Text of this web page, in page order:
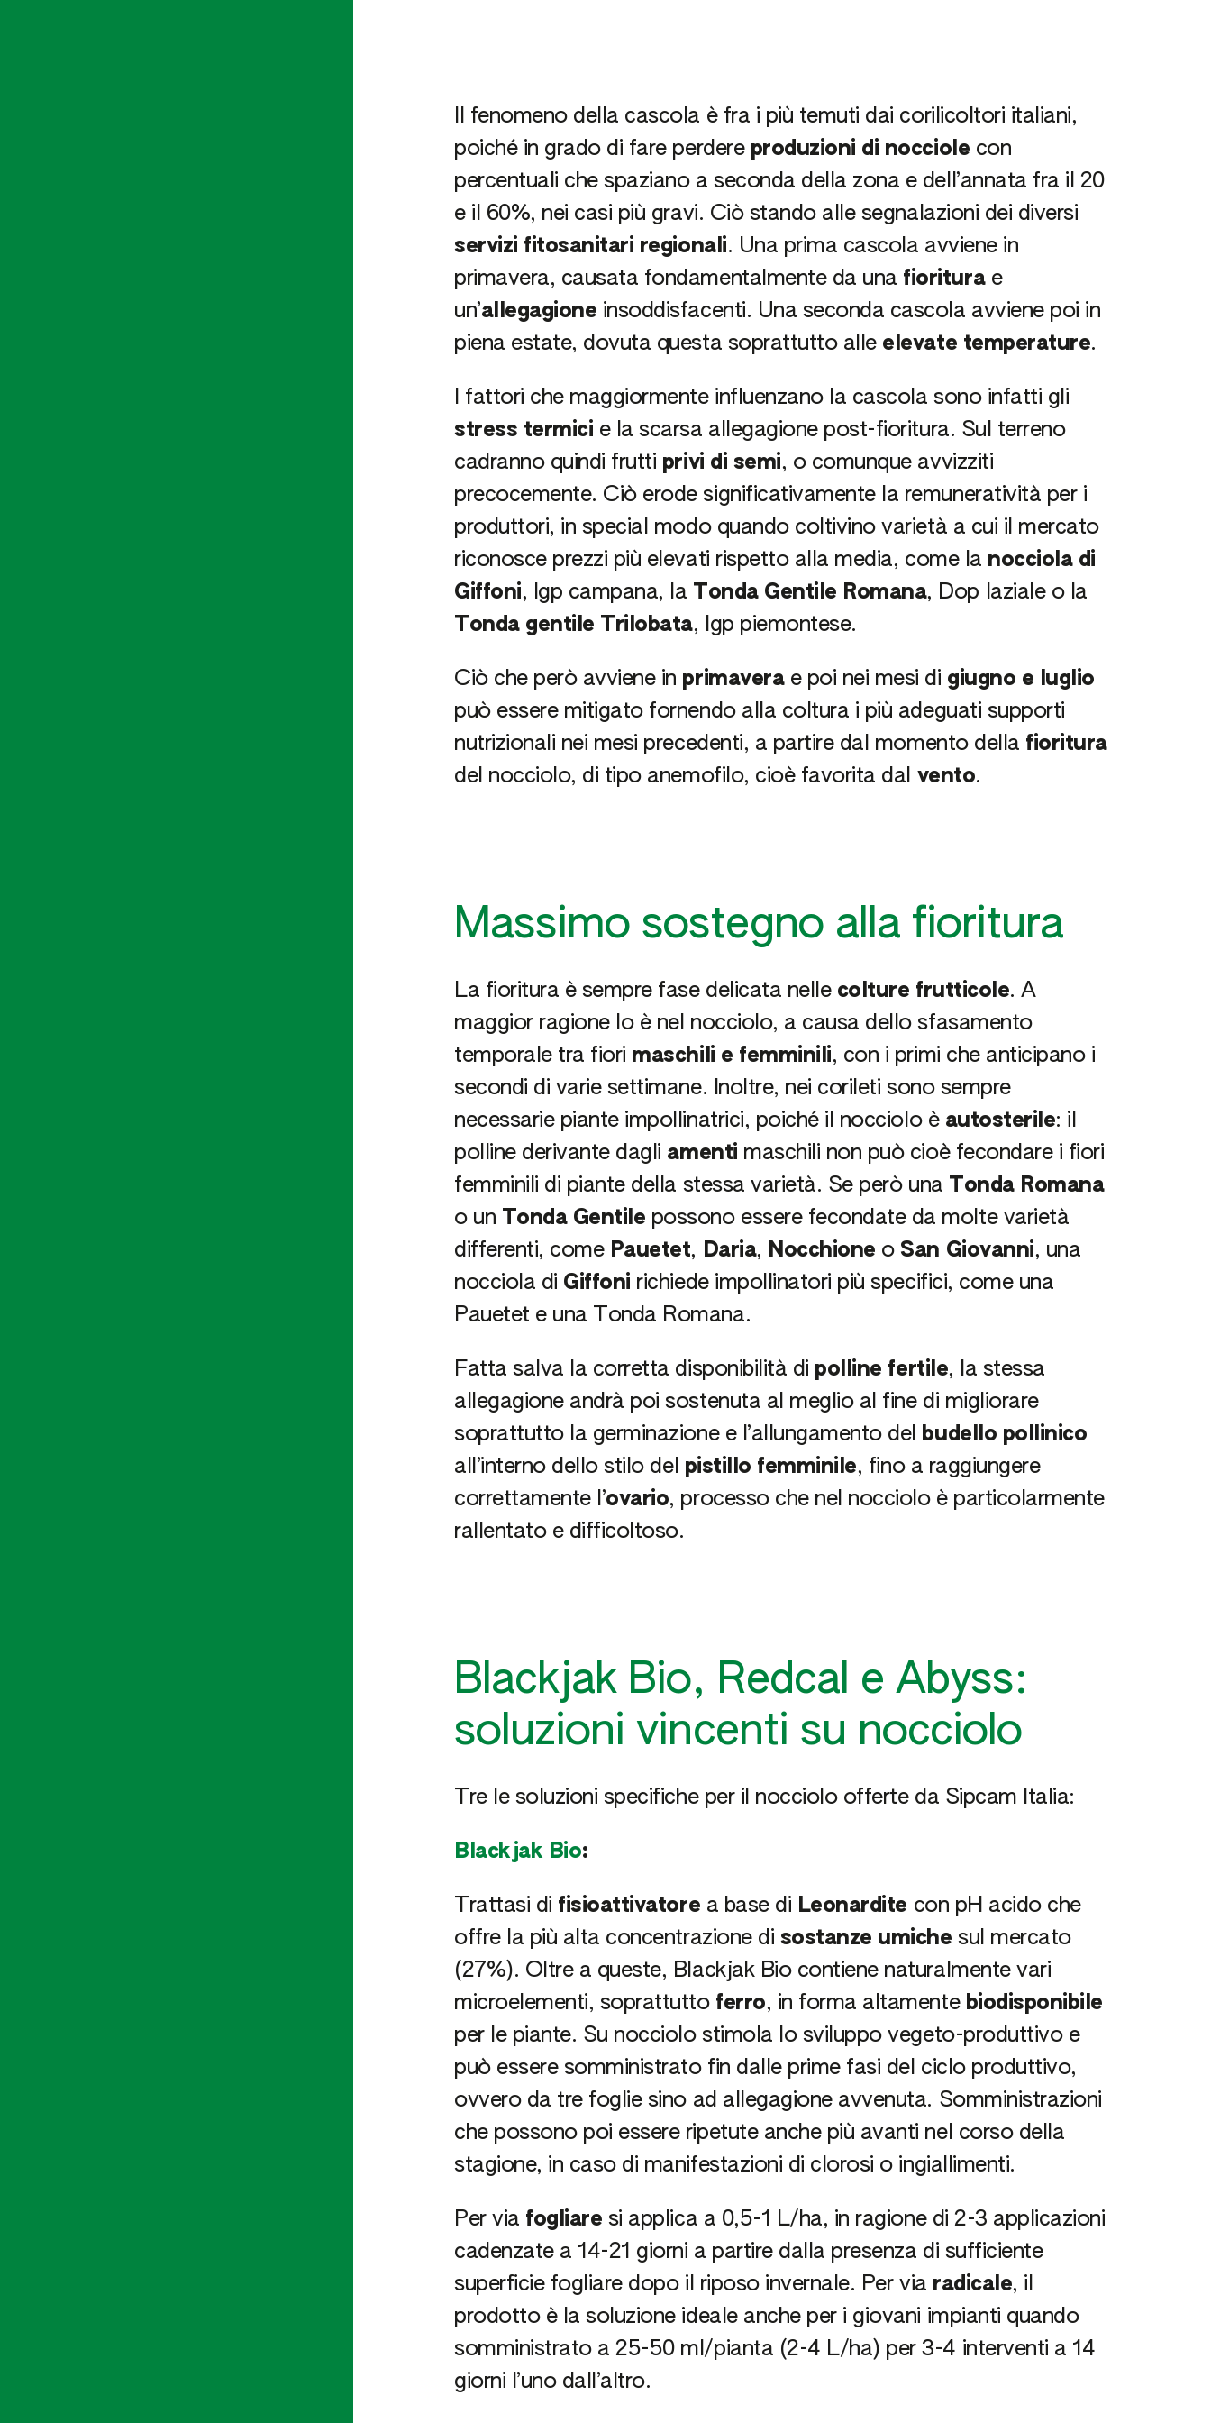
Il fenomeno della cascola è fra i più temuti dai corilicoltori italiani,
poiché in grado di fare perdere produzioni di nocciole con
percentuali che spaziano a seconda della zona e dell’annata fra il 20
e il 60%, nei casi più gravi. Ciò stando alle segnalazioni dei diversi
servizi fitosanitari regionali. Una prima cascola avviene in
primavera, causata fondamentalmente da una fioriturae
un’allegagione insoddisfacenti. Una seconda cascola avviene poi in
piena estate, dovuta questa soprattutto alle elevate temperature.
I fattori che maggiormente influenzano la cascola sono infatti gli
stress termici e la scarsa allegagione post-fioritura. Sul terreno
cadranno quindi frutti privi di semi, o comunque avvizziti
precocemente. Ciò erode significativamente la remuneratività per i
produttori, in special modo quando coltivino varietà a cui il mercato
riconosce prezzi più elevati rispetto alla media, come la nocciola di
Giffoni, Igp campana, la Tonda Gentile Romana, Dop laziale o la
Tonda gentile Trilobata, Igp piemontese.
Ciò che però avviene in primaverae poi nei mesi di giugno e luglio
può essere mitigato fornendo alla coltura i più adeguati supporti
nutrizionali nei mesi precedenti, a partire dal momento della fioritura
del nocciolo, di tipo anemofilo, cioè favorita dal vento.
Massimo sostegno alla fioritura
La fioritura è sempre fase delicata nelle colture frutticole. A
maggior ragione lo è nel nocciolo, a causa dello sfasamento
temporale tra fiori maschili e femminili, con i primi che anticipano i
secondi di varie settimane. Inoltre, nei corileti sono sempre
necessarie piante impollinatrici, poiché il nocciolo èautosterile: il
polline derivante dagli amenti maschili non può cioè fecondare i fiori
femminili di piante della stessa varietà. Se però una Tonda Romana
o un Tonda Gentile possono essere fecondate da molte varietà
differenti, comePauetet, Daria, Nocchione o San Giovanni, una
nocciola di Giffoni richiede impollinatori più specifici, come una
Pauetet e una Tonda Romana.
Fatta salva la corretta disponibilità di polline fertile, la stessa
allegagione andrà poi sostenuta al meglio al fine di migliorare
soprattutto la germinazione e l’allungamento del
budello pollinico
all’interno dello stilo del pistillo femminile, fino a raggiungere
correttamente l’ovario, processo che nel nocciolo è particolarmente
rallentato e difficoltoso.
Blackjak Bio, Redcal e Abyss:
soluzioni vincenti su nocciolo
Tre le soluzioni specifiche per il nocciolo offerte da Sipcam Italia:
Blackjak Bio:
Trattasi di fisioattivatore a base di Leonardite con pH acido che
offre la più alta concentrazione di sostanze umiche sul mercato
(27%). Oltre a queste, Blackjak Bio contiene naturalmente vari
microelementi, soprattutto ferro, in forma altamente biodisponibile
per le piante. Su nocciolo stimola lo sviluppo vegeto-produttivo e
può essere somministrato fin dalle prime fasi del ciclo produttivo,
ovvero da tre foglie sino ad allegagione avvenuta. Somministrazioni
che possono poi essere ripetute anche più avanti nel corso della
stagione, in caso di manifestazioni di clorosi o ingiallimenti.
Per via fogliare si applica a 0,5-1 L/ha, in ragione di 2-3 applicazioni
cadenzate a 14-21 giorni a partire dalla presenza di sufficiente
superficie fogliare dopo il riposo invernale. Per via radicale, il
prodotto è la soluzione ideale anche per i giovani impianti quando
somministrato a 25-50 ml/pianta (2-4 L/ha) per 3-4 interventi a 14
giorni l’uno dall’altro.